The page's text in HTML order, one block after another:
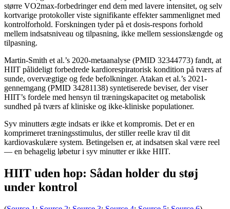
større VO2max-forbedringer end dem med lavere intensitet, og selv
kortvarige protokoller viste signifikante effekter sammenlignet med
kontrolforhold. Forskningen tyder på et dosis-respons forhold
mellem indsatsniveau og tilpasning, ikke mellem sessionslængde og
tilpasning.
Martin-Smith et al.’s 2020-metaanalyse (PMID 32344773) fandt, at
HIIT pålideligt forbedrede kardiorespiratorisk kondition på tværs af
sunde, overvægtige og fede befolkninger. Atakan et al.’s 2021-
gennemgang (PMID 34281138) syntetiserede beviser, der viser
HIIT’s fordele med hensyn til træningskapacitet og metabolisk
sundhed på tværs af kliniske og ikke-kliniske populationer.
Syv minutters ægte indsats er ikke et kompromis. Det er en
komprimeret træningsstimulus, der stiller reelle krav til dit
kardiovaskulære system. Betingelsen er, at indsatsen skal være reel
— en behagelig løbetur i syv minutter er ikke HIIT.
HIIT uden hop: Sådan holder du støj
under kontrol